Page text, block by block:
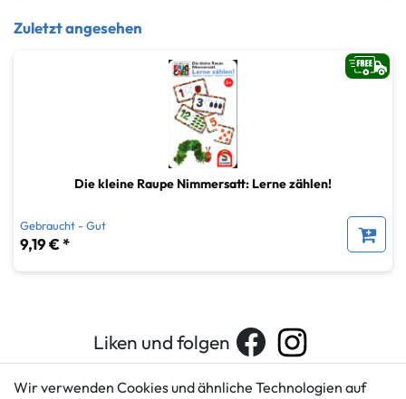
Zuletzt angesehen
Die kleine Raupe Nimmersatt: Lerne zählen!
Gebraucht - Gut
9,19 € *
Liken und folgen
Wir verwenden Cookies und ähnliche Technologien auf